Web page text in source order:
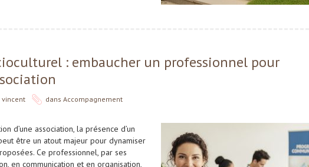
: embaucher un professionnel pour
vincent dans Accompagnement
d’une association, la présence d’un
être un atout majeur pour dynamiser
Ce professionnel, par ses
en communication et en organisation,